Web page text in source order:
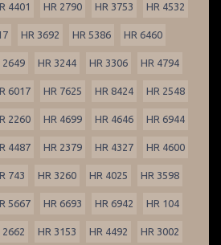
4401 HR 2790 HR 3753 HR 4532
HR 3692 HR 5386 HR 6460
2649 HR 3244 HR 3306 HR 4794
6017 HR 7625 HR 8424 HR 2548
2260 HR 4699 HR 4646 HR 6944
4487 HR 2379 HR 4327 HR 4600
743 HR 3260 HR 4025 HR 3598
5667 HR 6693 HR 6942 HR 104
2662 HR 3153 HR 4492 HR 3002